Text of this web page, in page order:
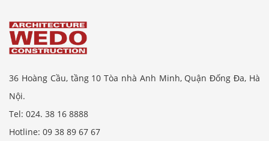
36 Hoàng Cầu, tầng 10 Tòa nhà Anh Minh, Quận Đống Đa, Hà
Nội.
Tel: 024. 38 16 8888
Hotline: 09 38 89 67 67